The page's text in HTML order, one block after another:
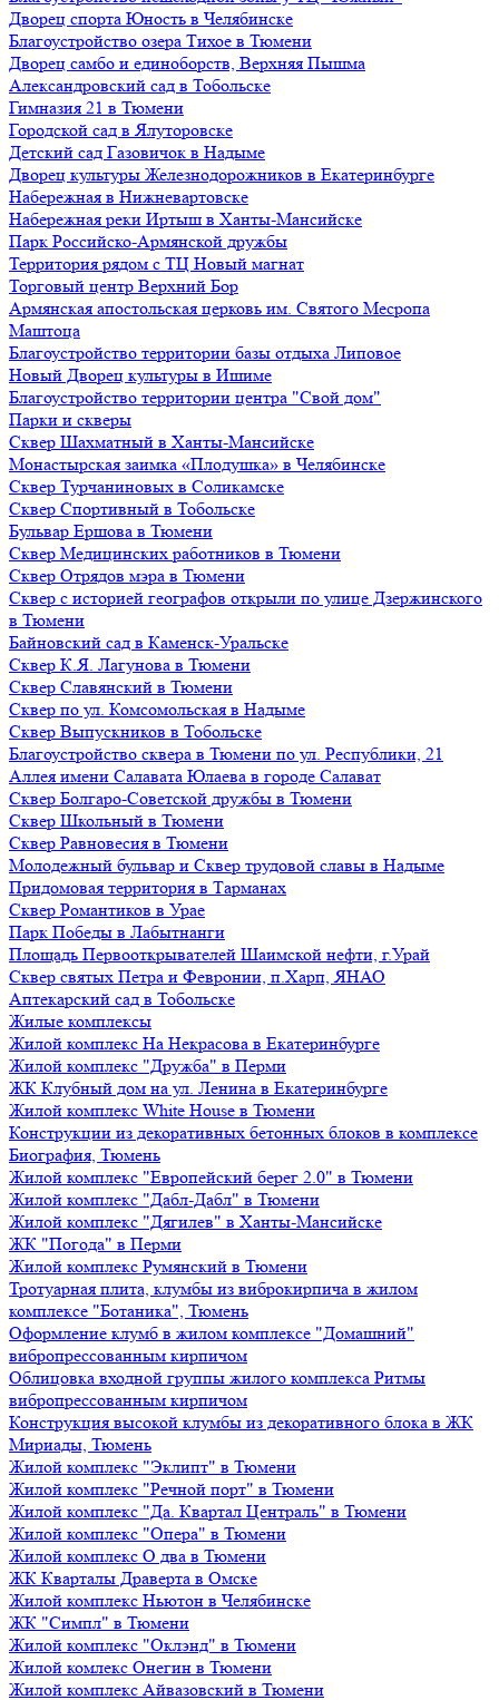
Дворец спорта Юность в Челябинске
Благоустройство озера Тихое в Тюмени
Дворец самбо и единоборств, Верхняя Пышма
Александровский сад в Тобольске
Гимназия 21 в Тюмени
Городской сад в Ялуторовске
Детский сад Газовичок в Надыме
Дворец культуры Железнодорожников в Екатеринбурге
Набережная в Нижневартовске
Набережная реки Иртыш в Ханты-Мансийске
Парк Российско-Армянской дружбы
Территория рядом с ТЦ Новый магнат
Торговый центр Верхний Бор
Армянская апостольская церковь им. Святого Месропа
Маштоца
Благоустройство территории базы отдыха Липовое
Нoвый Двoрeц культуры в Ишимe
Благоустройство территории центра "Свой дом"
Парки и скверы
Сквер Шахматный в Ханты-Мансийске
Монастырская заимка «Плодушка» в Челябинске
Сквер Турчаниновых в Соликамске
Сквер Спортивный в Тобольске
Бульвар Ершова в Тюмени
Сквер Медицинских работников в Тюмени
Сквер Отрядов мэра в Тюмени
Сквер с историей географов открыли по улице Дзержинского
в Тюмени
Байновский сад в Каменск-Уральске
Сквер К.Я. Лагунова в Тюмени
Сквер Славянский в Тюмени
Сквер по ул. Комсомольская в Надыме
Сквер Выпускников в Тобольске
Благоустройство сквера в Тюмени по ул. Республики, 21
Аллея имени Салавата Юлаева в городе Салават
Сквер Болгаро-Советской дружбы в Тюмени
Сквер Школьный в Тюмени
Сквер Равновесия в Тюмени
Молодежный бульвар и Сквер трудовой славы в Надыме
Придомовая территория в Тарманах
Сквер Романтиков в Урае
Парк Победы в Лабытнанги
Площадь Первооткрывателей Шаимской нефти, г.Урай
Сквер святых Петра и Февронии, п.Харп, ЯНАО
Аптекарский сад в Тобольске
Жилые комплексы
Жилой комплекс На Некрасова в Екатеринбурге
Жилой комплекс "Дружба" в Перми
ЖК Клубный дом на ул. Ленина в Екатеринбурге
Жилой комплекс White House в Тюмени
Конструкции из декоративных бетонных блоков в комплексе
Биография, Тюмень
Жилой комплекс "Европейский берег 2.0" в Тюмени
Жилой комплекс "Дабл-Дабл" в Тюмени
Жилой комплекс "Дягилев" в Ханты-Мансийске
ЖК "Погода" в Перми
Жилой комплекс Румянский в Тюмени
Тротуарная плита, клумбы из виброкирпича в жилом
комплексе "Ботаника", Тюмень
Оформление клумб в жилом комплексе "Домашний"
вибропрессованным кирпичом
Облицовка входной группы жилого комплекса Ритмы
вибропрессованным кирпичом
Конструкция высокой клумбы из декоративного блока в ЖК
Мириады, Тюмень
Жилой комплекс "Эклипт" в Тюмени
Жилой комплекс "Речной порт" в Тюмени
Жилой комплекс "Да. Квартал Централь" в Тюмени
Жилой комплекс "Опера" в Тюмени
Жилой комплекс О два в Тюмени
ЖК Кварталы Драверта в Омске
Жилой комплекс Ньютон в Челябинске
ЖК "Симпл" в Тюмени
Жилой комплекс "Оклэнд" в Тюмени
Жилой комлекс Онегин в Тюмени
Жилой комплекс Айвазовский в Тюмени